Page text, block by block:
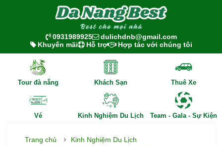
0931989925
dulichdnb@gmail.com
Khuyến mãi
Hỗ trợ Hợp tác với chúng tôi
Tour đà nẵng Khách Sạn Thuê Xe
Vé Kinh Nghiệm Du Lịch Team - Gala - Sự Kiện
Trang chủ
Kinh Nghiệm Du Lịch